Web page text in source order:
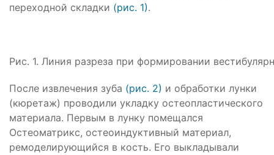
переходной складки (рис. 1).
Рис. 1. Линия разреза при формировании
После извлечения зуба (рис. 2) и обработки лунки
(кюретаж) проводили укладку остеопластического
материала. Первым в лунку помещался
Остеоматрикс, остеоиндуктивный материал,
ремоделирующийся в кость. Его выкладывали